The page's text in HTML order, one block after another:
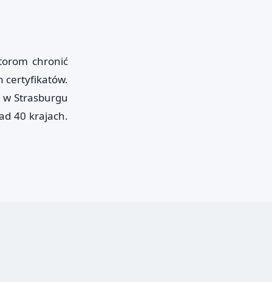
chronić
certyfikatów.
Strasburgu
40 krajach.